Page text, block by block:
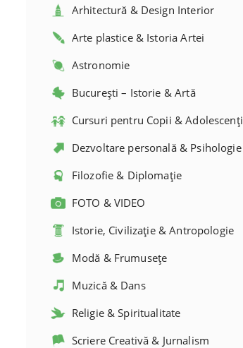
Arhitectură & Design Interior
Arte plastice & Istoria Artei
Astronomie
București – Istorie & Artă
Cursuri pentru Copii & Adolescenți
Dezvoltare personală & Psihologie
Filozofie & Diplomație
FOTO & VIDEO
Istorie, Civilizație & Antropologie
Modă & Frumusețe
Muzică & Dans
Religie & Spiritualitate
Scriere Creativă & Jurnalism